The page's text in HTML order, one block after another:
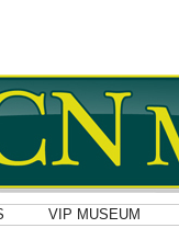
VIP MUSEUM